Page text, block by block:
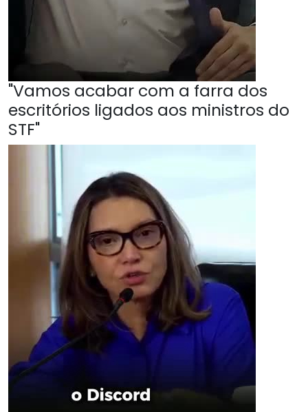
"Vamos acabar com a farra dos
escritórios ligados aos ministros do
STF"